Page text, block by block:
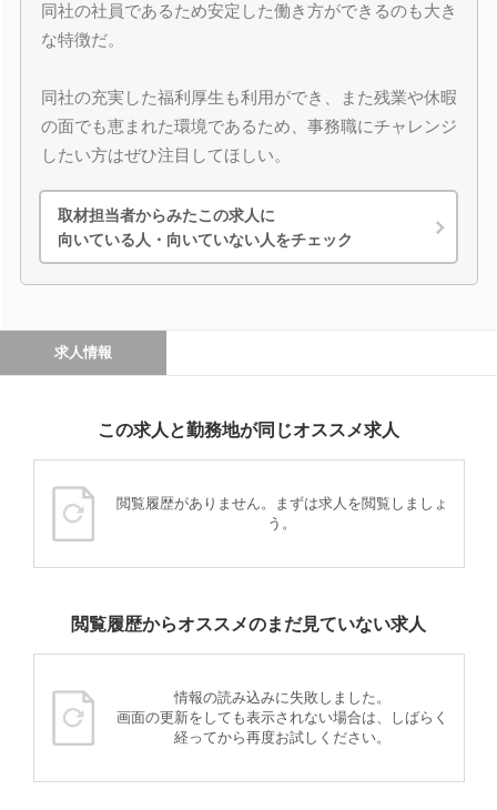
同社の社員であるため安定した働き方ができるのも大き
な特徴だ。
同社の充実した福利厚生も利用ができ、また残業や休暇
の面でも恵まれた環境であるため、事務職にチャレンジ
したい方はぜひ注目してほしい。
取材担当者からみたこの求人に
向いている人・向いていない人をチェック
求人情報
この求人と勤務地が同じオススメ求人
閲覧履歴がありません。まずは求人を閲覧しましょ
う。
閲覧履歴からオススメのまだ見ていない求人
情報の読み込みに失敗しました。
画面の更新をしても表示されない場合は、しばらく
経ってから再度お試しください。